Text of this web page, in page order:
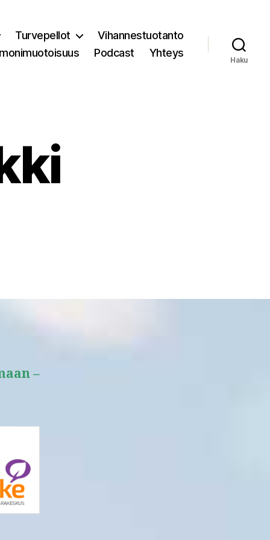
Turvepellot
Vihannestuotanto
Podcast Yhteys
Haku
–